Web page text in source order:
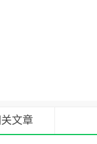
文章